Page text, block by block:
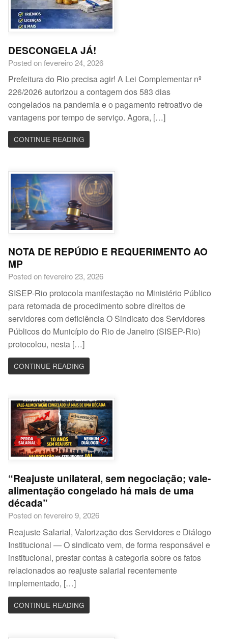
DESCONGELA JÁ!
Posted on fevereiro 24, 2026
Prefeitura do Rio precisa agir! A Lei Complementar nº
226/2026 autorizou a contagem dos 583 dias
congelados na pandemia e o pagamento retroativo de
vantagens por tempo de serviço. Agora, […]
CONTINUE READING
NOTA DE REPÚDIO E REQUERIMENTO AO
MP
Posted on fevereiro 23, 2026
SISEP-Rio protocola manifestação no Ministério Público
para retomada de procedimento sobre direitos de
servidores com deficiência O Sindicato dos Servidores
Públicos do Município do Rio de Janeiro (SISEP-Rio)
protocolou, nesta […]
CONTINUE READING
“Reajuste unilateral, sem negociação; vale-
alimentação congelado há mais de uma
década”
Posted on fevereiro 9, 2026
Reajuste Salarial, Valorização dos Servidores e Diálogo
Institucional — O sindicato vem, de forma responsável e
institucional, prestar contas à categoria sobre os fatos
relacionados ao reajuste salarial recentemente
implementado, […]
CONTINUE READING